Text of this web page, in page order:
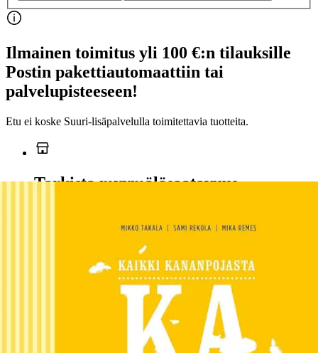
Ilmainen toimitus yli 100 €:n tilauksille
Postin pakettiautomaattiin tai
palvelupisteeseen!
Etu ei koske Suuri‑lisäpalvelulla toimitettavia tuotteita.
Tarkista myymäläsaatavuus